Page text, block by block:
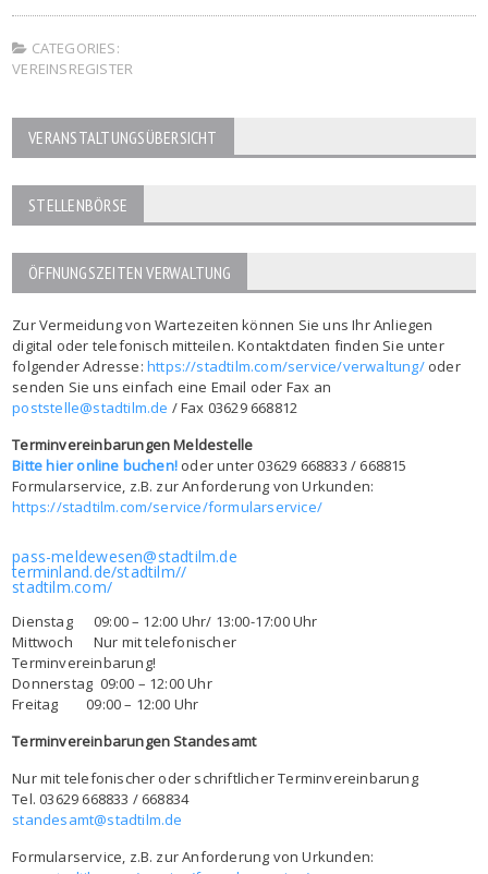
CATEGORIES:
VEREINSREGISTER
VERANSTALTUNGSÜBERSICHT
STELLENBÖRSE
ÖFFNUNGSZEITEN VERWALTUNG
Zur Vermeidung von Wartezeiten können Sie uns Ihr Anliegen
digital oder telefonisch mitteilen. Kontaktdaten finden Sie unter
folgender Adresse: https://stadtilm.com/service/verwaltung/oder
senden Sie uns einfach eine Email oder Fax an
poststelle@stadtilm.de / Fax 03629 668812
Terminvereinbarungen Meldestelle
Bitte hier online buchen! oder unter 03629 668833 / 668815
Formularservice, z.B. zur Anforderung von Urkunden:
https://stadtilm.com/service/formularservice/
pass-meldewesen@stadtilm.de
terminland.de/stadtilm//
stadtilm.com/
Dienstag 09:00 – 12:00 Uhr/ 13:00-17:00 Uhr
Mittwoch Nur mit telefonischer
Terminvereinbarung!
Donnerstag 09:00 – 12:00 Uhr
Freitag 09:00 – 12:00 Uhr
Terminvereinbarungen Standesamt
Nur mit telefonischer oder schriftlicher Terminvereinbarung
Tel. 03629 668833 / 668834
standesamt@stadtilm.de
Formularservice, z.B. zur Anforderung von Urkunden: